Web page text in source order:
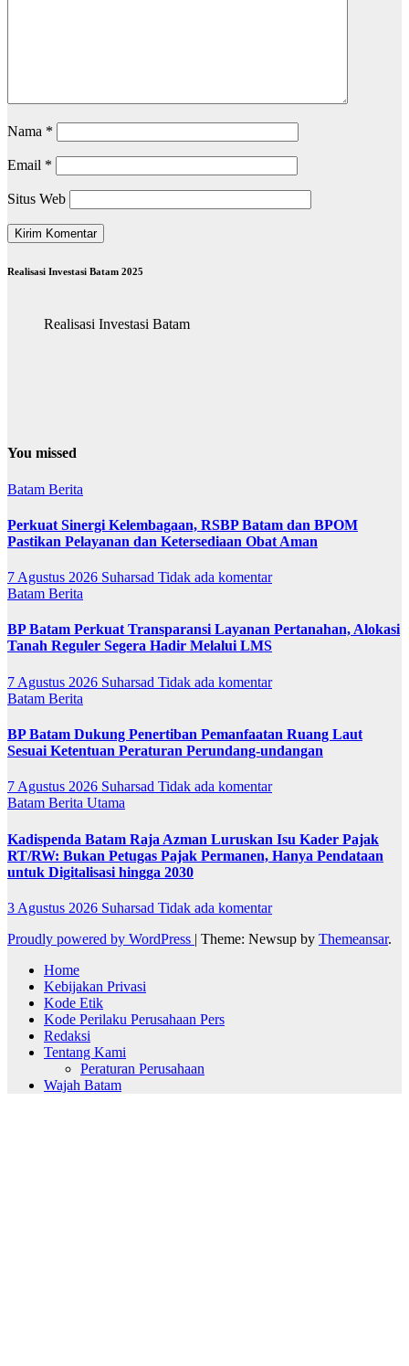
Nama *
Email *
Situs Web
Realisasi Investasi Batam 2025
Realisasi Investasi Batam
You missed
Batam Berita
Perkuat Sinergi Kelembagaan, RSBP Batam dan BPOM
Pastikan Pelayanan dan Ketersediaan Obat Aman
7 Agustus 2026 Suharsad Tidak ada komentar
Batam Berita
BP Batam Perkuat Transparansi Layanan Pertanahan, Alokasi
Tanah Reguler Segera Hadir Melalui LMS
7 Agustus 2026 Suharsad Tidak ada komentar
Batam Berita
BP Batam Dukung Penertiban Pemanfaatan Ruang Laut
Sesuai Ketentuan Peraturan Perundang-undangan
7 Agustus 2026 Suharsad Tidak ada komentar
Batam Berita Utama
Kadispenda Batam Raja Azman Luruskan Isu Kader Pajak
RT/RW: Bukan Petugas Pajak Permanen, Hanya Pendataan
untuk Digitalisasi hingga 2030
3 Agustus 2026 Suharsad Tidak ada komentar
Proudly powered by WordPress | Theme: Newsup by Themeansar.
Home
Kebijakan Privasi
Kode Etik
Kode Perilaku Perusahaan Pers
Redaksi
Tentang Kami
Peraturan Perusahaan
Wajah Batam